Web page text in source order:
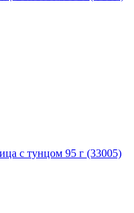
с тунцом 95 г (33005)